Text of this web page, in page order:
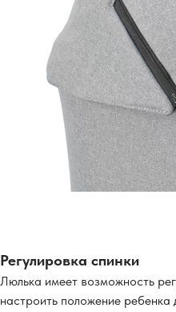
Регулировка спинки
Люлька имеет возможность
настроить положение ребенка